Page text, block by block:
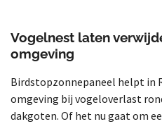
Vogelnest laten
omgeving
Birdstopzonnepaneel helpt in
omgeving bij vogeloverlast
dakgoten. Of het nu gaat om